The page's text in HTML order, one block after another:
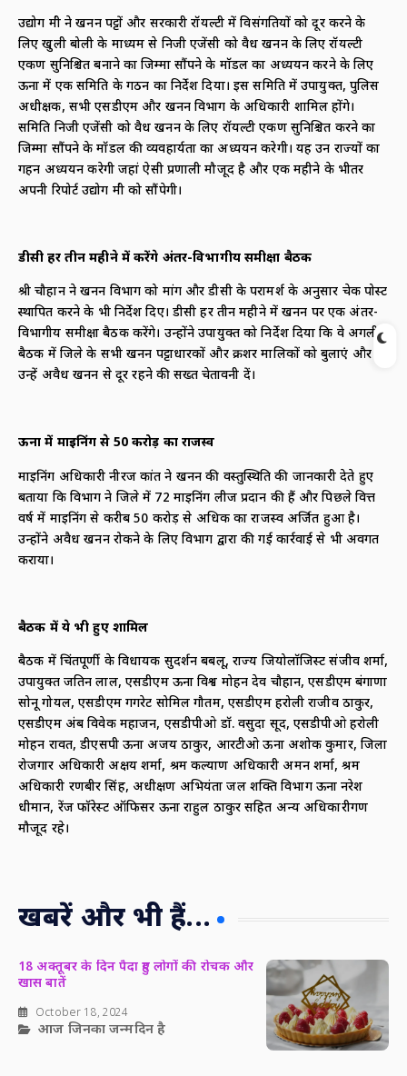
उद्योग मंत्री ने खनन पट्टों और सरकारी रॉयल्टी में विसंगतियों को दूर करने के
लिए खुली बोली के माध्यम से निजी एजेंसी को वैध खनन के लिए रॉयल्टी
एकत्रण सुनिश्चित बनाने का जिम्मा सौंपने के मॉडल का अध्ययन करने के लिए
ऊना में एक समिति के गठन का निर्देश दिया। इस समिति में उपायुक्त, पुलिस
अधीक्षक, सभी एसडीएम और खनन विभाग के अधिकारी शामिल होंगे।
समिति निजी एजेंसी को वैध खनन के लिए रॉयल्टी एकत्रण सुनिश्चित करने का
जिम्मा सौंपने के मॉडल की व्यवहार्यता का अध्ययन करेगी। यह उन राज्यों का
गहन अध्ययन करेगी जहां ऐसी प्रणाली मौजूद है और एक महीने के भीतर
अपनी रिपोर्ट उद्योग मंत्री को सौंपेगी।
डीसी हर तीन महीने में करेंगे अंतर-विभागीय समीक्षा बैठक
श्री चौहान ने खनन विभाग को मांग और डीसी के परामर्श के अनुसार चेक पोस्ट
स्थापित करने के भी निर्देश दिए। डीसी हर तीन महीने में खनन पर एक अंतर-
विभागीय समीक्षा बैठक करेंगे। उन्होंने उपायुक्त को निर्देश दिया कि वे अगली
बैठक में जिले के सभी खनन पट्टाधारकों और क्रशर मालिकों को बुलाएं और
उन्हें अवैध खनन से दूर रहने की सख्त चेतावनी दें।
ऊना में माइनिंग से 50 करोड़ का राजस्व
माइनिंग अधिकारी नीरज कांत ने खनन की वस्तुस्थिति की जानकारी देते हुए
बताया कि विभाग ने जिले में 72 माइनिंग लीज प्रदान की हैं और पिछले वित्त
वर्ष में माइनिंग से करीब 50 करोड़ से अधिक का राजस्व अर्जित हुआ है।
उन्होंने अवैध खनन रोकने के लिए विभाग द्वारा की गई कार्रवाई से भी अवगत
कराया।
बैठक में ये भी हुए शामिल
बैठक में चिंतपूर्णी के विधायक सुदर्शन बबलू, राज्य जियोलॉजिस्ट संजीव शर्मा,
उपायुक्त जतिन लाल, एसडीएम ऊना विश्व मोहन देव चौहान, एसडीएम बंगाणा
सोनू गोयल, एसडीएम गगरेट सोमिल गौतम, एसडीएम हरोली राजीव ठाकुर,
एसडीएम अंब विवेक महाजन, एसडीपीओ डॉ. वसुदा सूद, एसडीपीओ हरोली
मोहन रावत, डीएसपी ऊना अजय ठाकुर, आरटीओ ऊना अशोक कुमार, जिला
रोजगार अधिकारी अक्षय शर्मा, श्रम कल्याण अधिकारी अमन शर्मा, श्रम
अधिकारी रणबीर सिंह, अधीक्षण अभियंता जल शक्ति विभाग ऊना नरेश
धीमान, रेंज फॉरेस्ट ऑफिसर ऊना राहुल ठाकुर सहित अन्य अधिकारीगण
मौजूद रहे।
खबरें और भी हैं...
18 अक्तूबर के दिन पैदा हुए लोगों की रोचक और
खास बातें
October 18, 2024
आज जिनका जन्मदिन है